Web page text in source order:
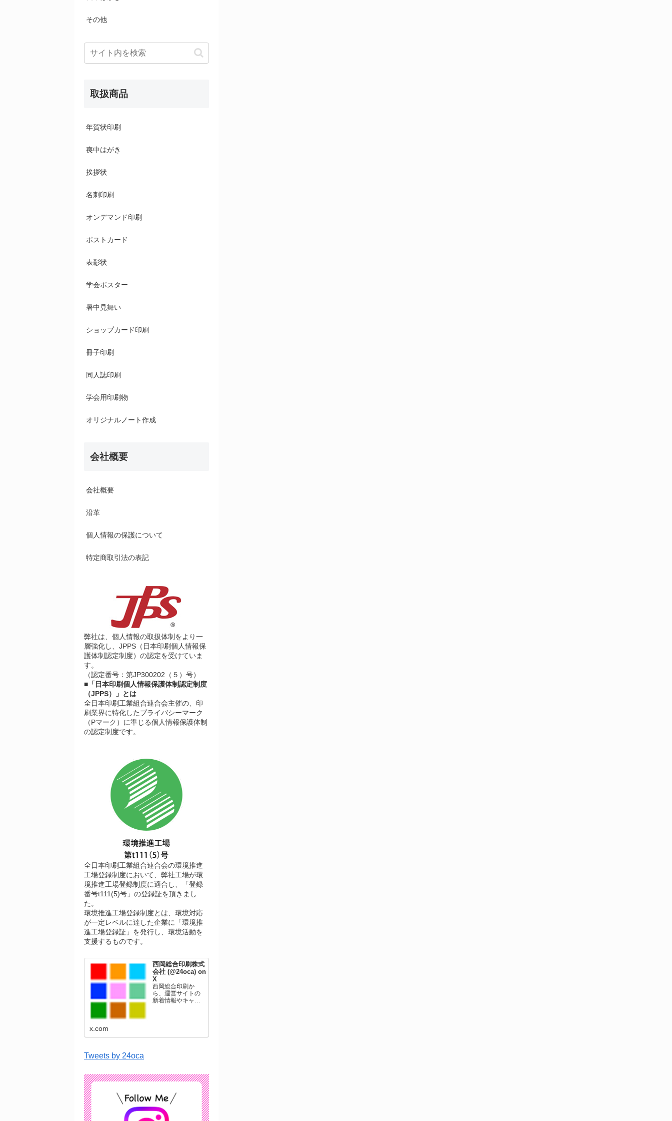
その他
取扱商品
年賀状印刷
喪中はがき
挨拶状
名刺印刷
オンデマンド印刷
ポストカード
表彰状
学会ポスター
暑中見舞い
ショップカード印刷
冊子印刷
同人誌印刷
学会用印刷物
オリジナルノート作成
会社概要
会社概要
沿革
個人情報の保護について
特定商取引法の表記
弊社は、個人情報の取扱体制をより一
層強化し、JPPS（日本印刷個人情報保
護体制認定制度）の認定を受けていま
す。
（認定番号：第JP300202（５）号）
■「日本印刷個人情報保護体制認定制度
（JPPS）」とは
全日本印刷工業組合連合会主催の、印
刷業界に特化したプライバシーマーク
（Pマーク）に準じる個人情報保護体制
の認定制度です。
全日本印刷工業組合連合会の環境推進
工場登録制度において、弊社工場が環
境推進工場登録制度に適合し、「登録
番号t111(5)号」の登録証を頂きまし
た。
環境推進工場登録制度とは、環境対応
が一定レベルに達した企業に「環境推
進工場登録証」を発行し、環境活動を
支援するものです。
西岡総合印刷株式
会社 (@24oca) on
X
西岡総合印刷か
ら、運営サイトの
新着情報やキャン
ています。
x.com
Tweets by 24oca